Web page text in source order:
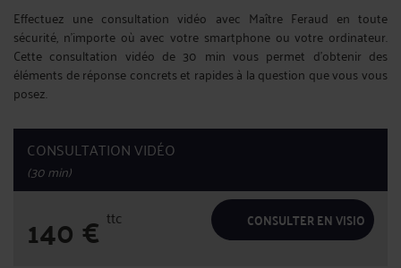
Effectuez une consultation vidéo avec Maître Feraud en toute
sécurité, n’importe où avec votre smartphone ou votre ordinateur.
Cette consultation vidéo de 30 min vous permet d'obtenir des
éléments de réponse concrets et rapides à la question que vous vous
posez.
CONSULTATION VIDÉO
(30 min)
140€ ttc CONSULTER EN VISIO